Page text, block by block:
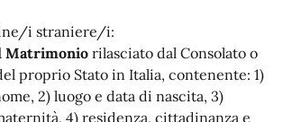
i straniere/i:
Matrimoniorilasciato dal Consolato o
proprio Stato in Italia, contenente: 1)
2) luogo e data di nascita, 3)
4) residenza, cittadinanza e